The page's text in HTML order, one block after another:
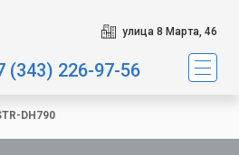
улица 8 Марта, 46
(343) 226-97-56
DH790